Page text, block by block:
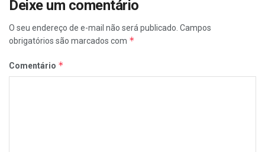
Deixe um comentário
O seu endereço de e-mail não será publicado. Campos
obrigatórios são marcados com *
Comentário *